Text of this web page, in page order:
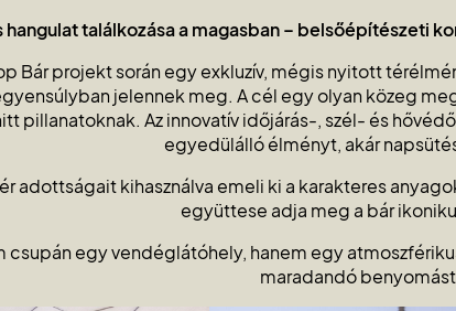
hangulat találkozása a magasban – belsőépítészeti
Bár projekt során egy exkluzív, mégis nyitott
jelennek meg. A cél egy olyan közeg
pillanatoknak. Az innovatív időjárás-, szél- és
egyedülálló élményt, akár
adottságait kihasználva emeli ki a karakteres
együttese adja meg a bár
csupán egy vendéglátóhely, hanem egy
maradandó